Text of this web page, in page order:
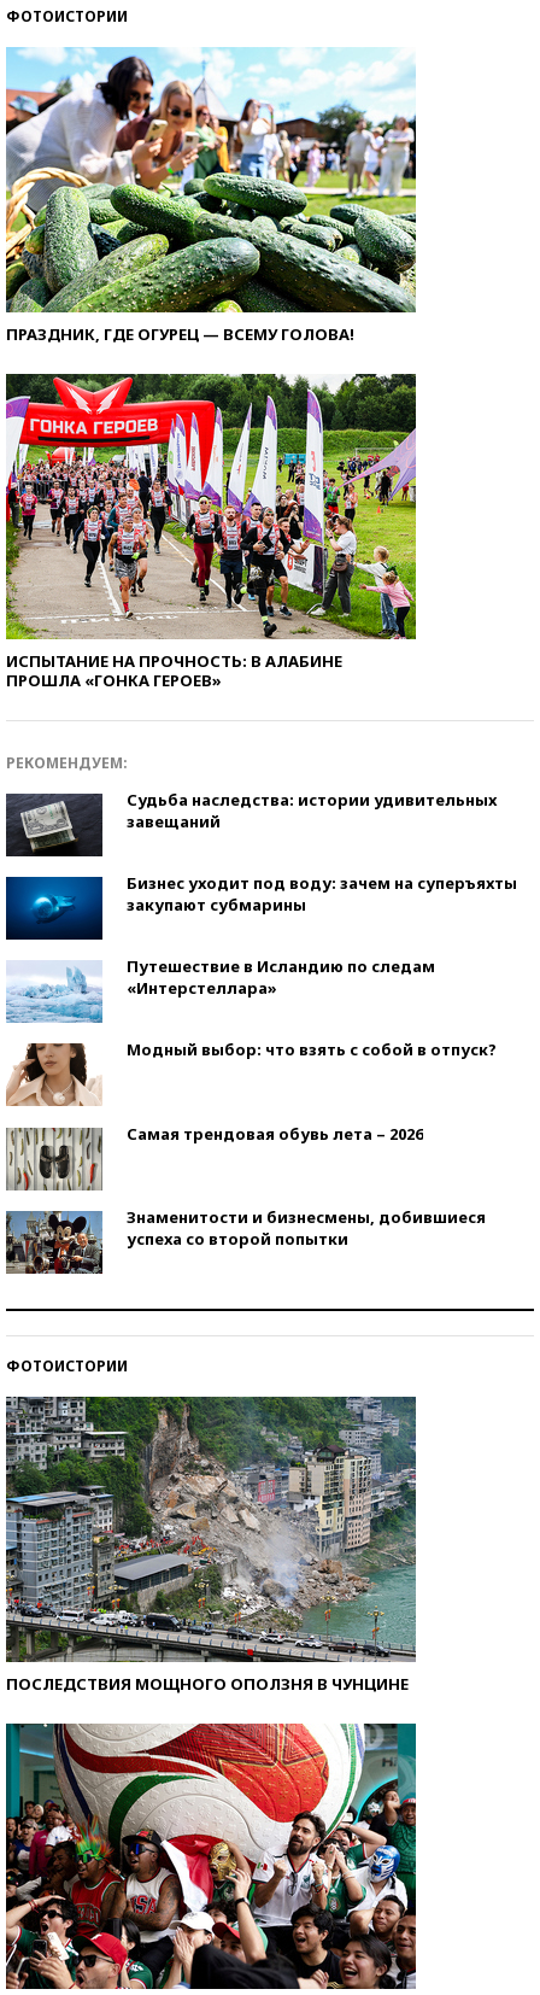
ФОТОИСТОРИИ
ПРАЗДНИК, ГДЕ ОГУРЕЦ — ВСЕМУ ГОЛОВА!
ИСПЫТАНИЕ НА ПРОЧНОСТЬ: В АЛАБИНЕ
ПРОШЛА «ГОНКА ГЕРОЕВ»
РЕКОМЕНДУЕМ:
Судьба наследства: истории удивительных
завещаний
Бизнес уходит под воду: зачем на суперъяхты
закупают субмарины
Путешествие в Исландию по следам
«Интерстеллара»
Модный выбор: что взять с собой в отпуск?
Самая трендовая обувь лета – 2026
Знаменитости и бизнесмены, добившиеся
успеха со второй попытки
ФОТОИСТОРИИ
ПОСЛЕДСТВИЯ МОЩНОГО ОПОЛЗНЯ В ЧУНЦИНЕ